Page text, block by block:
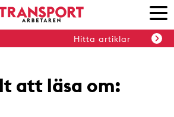
Hitta artiklar
att läsa om: